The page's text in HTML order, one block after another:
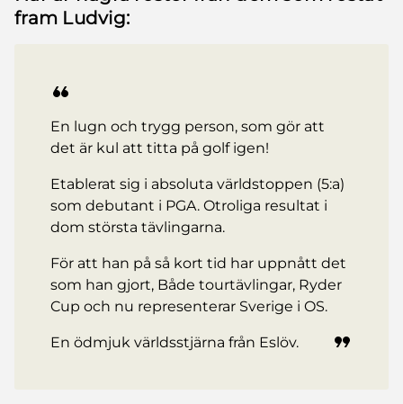
fram Ludvig:
En lugn och trygg person, som gör att
det är kul att titta på golf igen!
Etablerat sig i absoluta världstoppen (5:a)
som debutant i PGA. Otroliga resultat i
dom största tävlingarna.
För att han på så kort tid har uppnått det
som han gjort, Både tourtävlingar, Ryder
Cup och nu representerar Sverige i OS.
En ödmjuk världsstjärna från Eslöv.